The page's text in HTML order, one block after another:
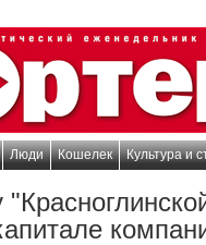
Люди Кошелек Культура и